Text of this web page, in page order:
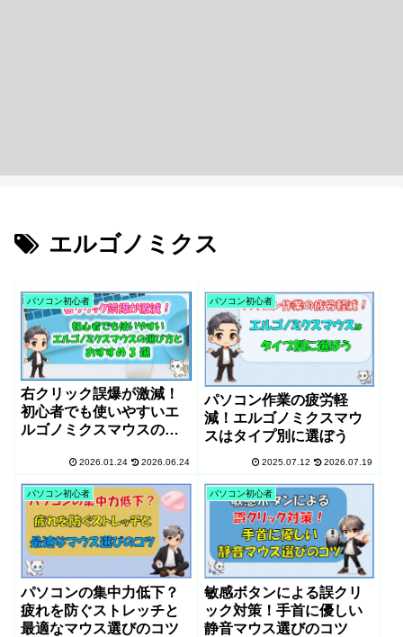
エルゴノミクス
パソコン初心者
右クリック誤爆が激減！
初心者でも使いやすいエ
ルゴノミクスマウスの選
2026.01.24 2026.06.24
パソコン初心者
パソコン作業の疲労軽
減！エルゴノミクスマウ
スはタイプ別に選ぼう
2025.07.12 2026.07.19
パソコン初心者
パソコンの集中力低下？
疲れを防ぐストレッチと
最適なマウス選びのコツ
パソコン初心者
敏感ボタンによる誤クリ
ック対策！手首に優しい
静音マウス選びのコツ